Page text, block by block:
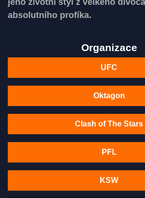
absolutního profíka.
Organizace
UFC
Oktagon
Clash of The Stars
PFL
KSW